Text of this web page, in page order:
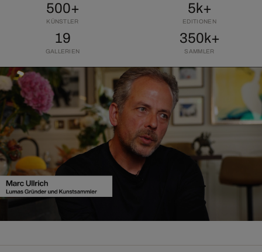
500+
KÜNSTLER
5k+
EDITIONEN
19
GALLERIEN
350k+
SAMMLER